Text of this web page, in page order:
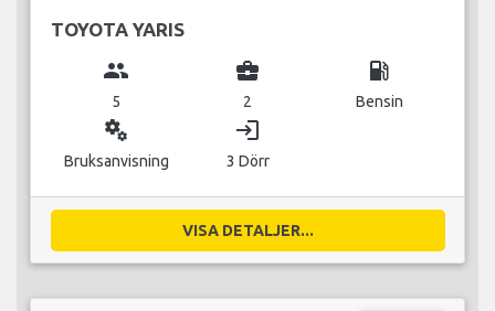
TOYOTA YARIS
group
5
business_center
2
local_gas_station
Bensin
miscellaneous_services
Bruksanvisning
login
3 Dörr
VISA DETALJER...